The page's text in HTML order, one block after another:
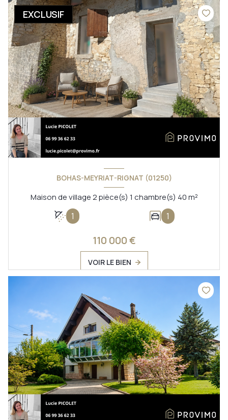
EXCLUSIF
BOHAS-MEYRIAT-RIGNAT (01250)
Maison de village 2 pièce(s) 1 chambre(s) 40 m²
1 1
110 000 €
VOIR LE BIEN